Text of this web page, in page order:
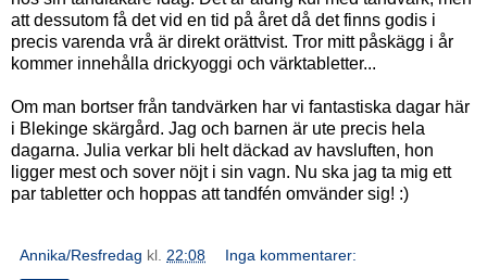
att dessutom få det vid en tid på året då det finns godis i
precis varenda vrå är direkt orättvist. Tror mitt påskägg i år
kommer innehålla drickyoggi och värktabletter...
Om man bortser från tandvärken har vi fantastiska dagar här
i Blekinge skärgård. Jag och barnen är ute precis hela
dagarna. Julia verkar bli helt däckad av havsluften, hon
ligger mest och sover nöjt i sin vagn. Nu ska jag ta mig ett
par tabletter och hoppas att tandfén omvänder sig! :)
Annika/Resfredag kl. 22:08 Inga kommentarer: